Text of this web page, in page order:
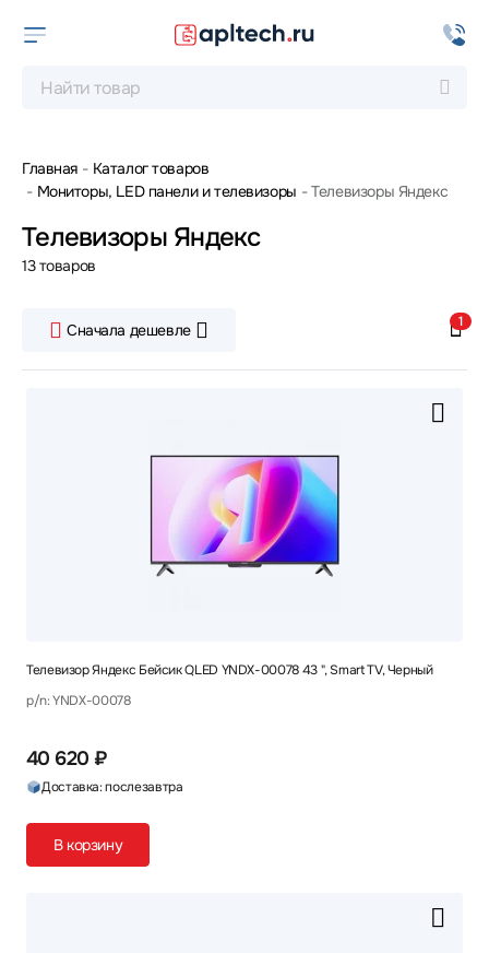
Главная
Каталог товаров
Мониторы, LED панели и телевизоры
Телевизоры Яндекс
Телевизоры Яндекс
13 товаров
Сначала дешевле 1
Телевизор Яндекс Бейсик QLED YNDX-00078 43 ", Smart TV, Черный
p/n: YNDX-00078
40 620 ₽
Доставка: послезавтра
В корзину